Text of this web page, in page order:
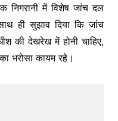
निगरानी में विशेष जांच दल
ही सुझाव दिया कि जांच
की देखरेख में होनी चाहिए,
भरोसा कायम रहे।